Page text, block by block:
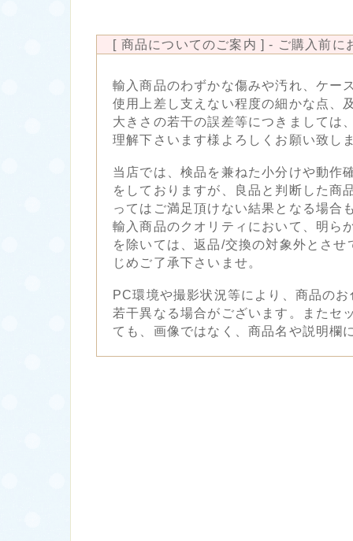
[ 商品についてのご案内 ] - ご購入前に
輸入商品のわずかな傷みや汚れ、ケー
使用上差し支えない程度の細かな点、
大きさの若干の誤差等につきましては
理解下さいます様よろしくお願い致し
当店では、検品を兼ねた小分けや動作
をしておりますが、良品と判断した商
ってはご満足頂けない結果となる場合
輸入商品のクオリティにおいて、明ら
を除いては、返品/交換の対象外とさ
じめご了承下さいませ。
PC環境や撮影状況等により、商品の
若干異なる場合がございます。またセ
ても、画像ではなく、商品名や説明欄